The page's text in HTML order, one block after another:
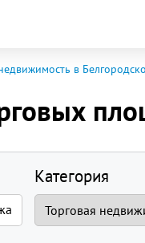
в
Категория